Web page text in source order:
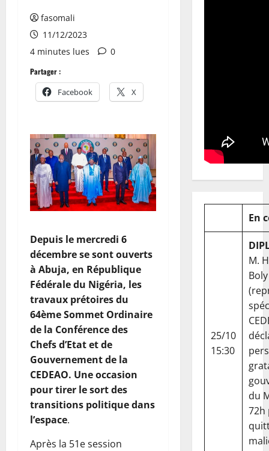
fasomali
11/12/2023
4 minutes lues
0
Partager :
Facebook X
Depuis le mercredi 6
décembre se sont ouverts
à Abuja, en République
Fédérale du Nigéria, les
travaux prétoires du
64ème Sommet Ordinaire
de la Conférence des
Chefs d’Etat et de
Gouvernement de la
CEDEAO. Une occasion
pour tirer le sort des
transitions politique dans
l’espace.
Après la 51e session
En
25/10
15:30
M.
Boly
du
72h